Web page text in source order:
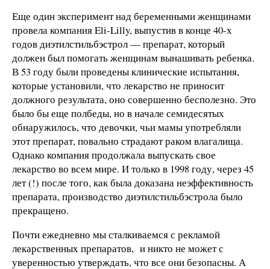
Еще один эксперимент над беременными женщинами
провела компания Eli-Lilly, выпустив в конце 40-х
годов диэтилстильбэстрол — препарат, который
должен был помогать женщинам вынашивать ребенка.
В 53 году были проведены клинические испытания,
которые установили, что лекарство не приносит
должного результата, оно совершенно бесполезно. Это
было бы еще полбеды, но в начале семидесятых
обнаружилось, что девочки, чьи мамы употребляли
этот препарат, повально страдают раком влагалища.
Однако компания продолжала выпускать свое
лекарство во всем мире. И только в 1998 году, через 45
лет (!) после того, как была доказана неэффективность
препарата, производство диэтилстильбэстрола было
прекращено.
Почти ежедневно мы сталкиваемся с рекламой
лекарственных препаратов, и никто не может с
уверенностью утверждать, что все они безопасны. А